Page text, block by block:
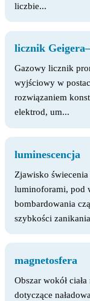
liczbie...
licznik
Gazowy licznik
wyjściowy w
rozwiązaniem
elektrod, um...
luminescencja
Zjawisko
luminoforami, pod
bombardowania
szybkości
magnetosfera
Obszar wokół
dotyczące